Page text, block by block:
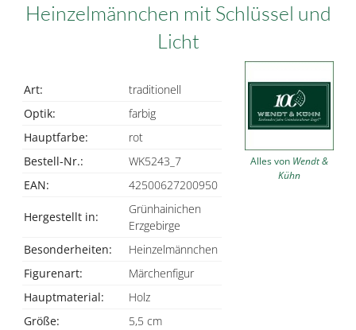
Heinzelmännchen mit Schlüssel und
Licht
Art:
traditionell
Optik:
farbig
Hauptfarbe:
rot
Bestell-Nr.:
WK5243_7
EAN:
42500627200950
Hergestellt in:
Grünhainichen
Erzgebirge
Besonderheiten:
Heinzelmännchen
Figurenart:
Märchenfigur
Hauptmaterial:
Holz
Größe:
5,5 cm
Alles von Wendt &
Kühn